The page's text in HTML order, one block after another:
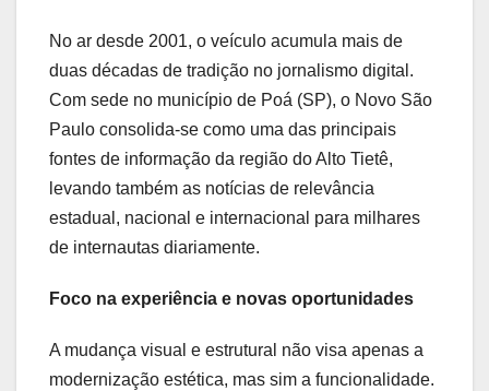
No ar desde 2001, o veículo acumula mais de
duas décadas de tradição no jornalismo digital.
Com sede no município de Poá (SP), o Novo São
Paulo consolida-se como uma das principais
fontes de informação da região do Alto Tietê,
levando também as notícias de relevância
estadual, nacional e internacional para milhares
de internautas diariamente.
Foco na experiência e novas oportunidades
A mudança visual e estrutural não visa apenas a
modernização estética, mas sim a funcionalidade.